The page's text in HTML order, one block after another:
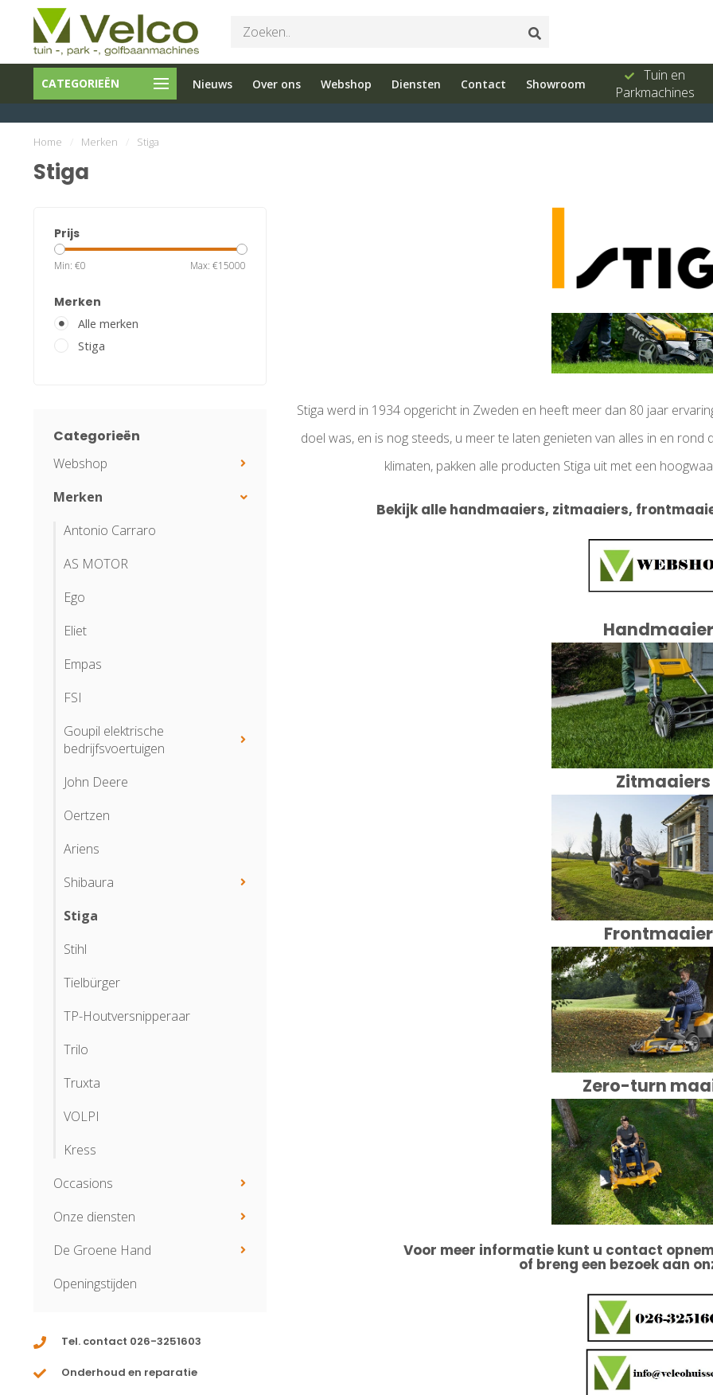
CATEGORIEËN Nieuws Over ons Webshop Diensten Contact Showroom
Bel ons 026-
3251603
Parkmachines
en reparatie
met advies
3251603
Tuin en
Parkmachines
Home Merken Stiga
Stiga
Prijs
Min: €0 Max: €15000
Merken
Alle merken
Stiga
Categorieën
Webshop
Merken
Antonio Carraro
AS MOTOR
Ego
Eliet
Empas
FSI
Goupil elektrische
bedrijfsvoertuigen
John Deere
Oertzen
Ariens
Shibaura
Stiga
Stihl
Tielbürger
TP-Houtversnipperaar
Trilo
Truxta
VOLPI
Kress
Occasions
Onze diensten
De Groene Hand
Openingstijden
Tel. contact 026-3251603
Onderhoud en reparatie
Stiga werd in 1934 opgericht in Zweden en heeft meer dan 80 jaar
doel was, en is nog steeds, u meer te laten genieten van alles in en
klimaten, pakken alle producten Stiga uit met een
Bekijk alle handmaaiers, zitmaaiers,
Zitmaaiers
Zero-turn
Voor meer informatie kunt u contact
of breng een bezoek aan